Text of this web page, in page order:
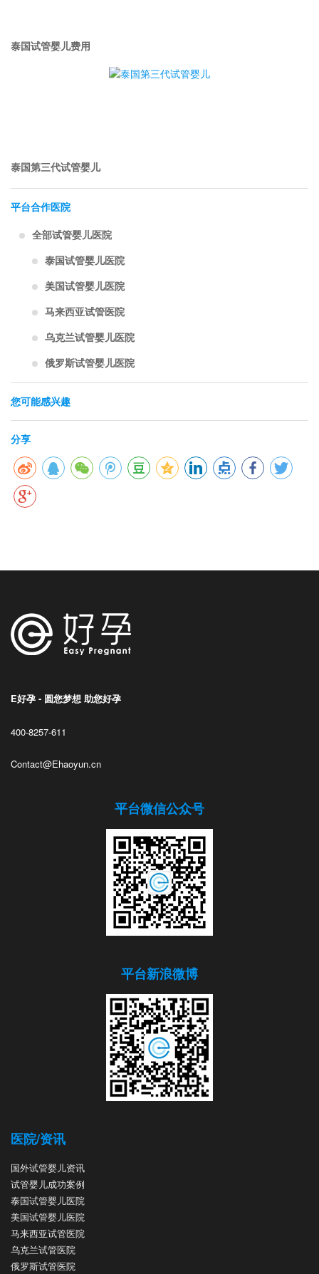
泰国试管婴儿费用
泰国第三代试管婴儿
平台合作医院
全部试管婴儿医院
泰国试管婴儿医院
美国试管婴儿医院
马来西亚试管医院
乌克兰试管婴儿医院
俄罗斯试管婴儿医院
您可能感兴趣
分享
E好孕 - 圆您梦想 助您好孕
400-8257-611
Contact@Ehaoyun.cn
平台微信公众号
平台新浪微博
医院/资讯
国外试管婴儿资讯
试管婴儿成功案例
泰国试管婴儿医院
美国试管婴儿医院
马来西亚试管医院
乌克兰试管医院
俄罗斯试管医院